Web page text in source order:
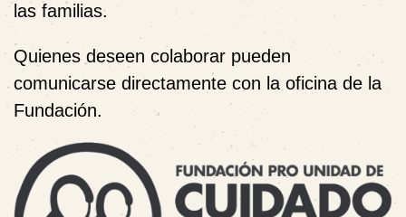
las familias.
Quienes deseen colaborar pueden
comunicarse directamente con la oficina de la
Fundación.